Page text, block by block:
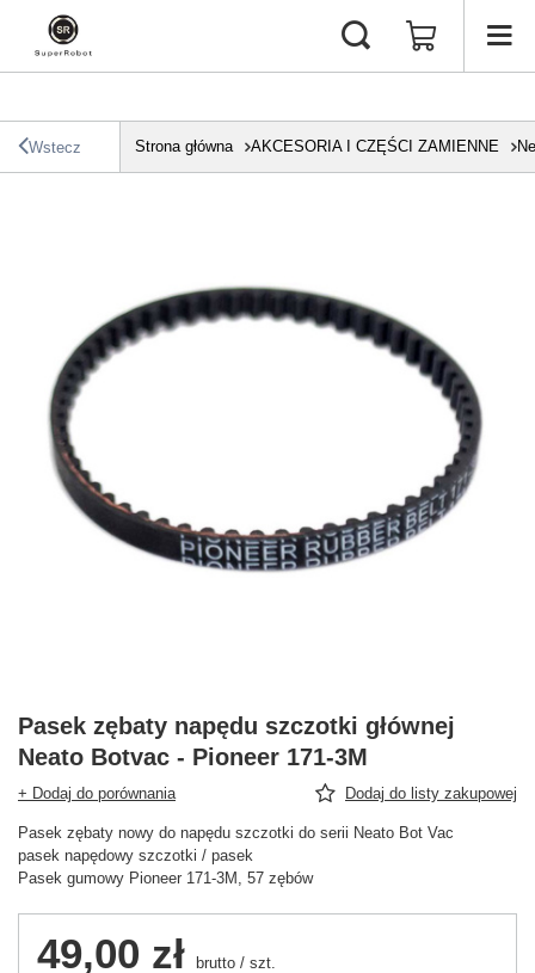
Wstecz Strona główna AKCESORIA I CZĘŚCI ZAMIENNE
Pasek zębaty napędu szczotki głównej
Neato Botvac - Pioneer 171-3M
+ Dodaj do porównania Dodaj do listy zakupowej
Pasek zębaty nowy do napędu szczotki do serii Neato Bot Vac
pasek napędowy szczotki / pasek
Pasek gumowy Pioneer 171-3M, 57 zębów
49,00 zł brutto / szt.